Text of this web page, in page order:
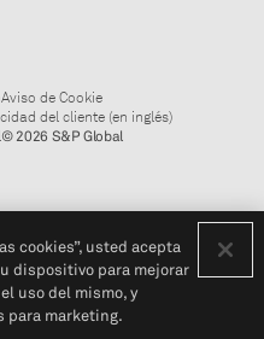
Aviso de Cookie
del cliente (en inglés)
© 2026 S&P Global
cookies”, usted acepta
dispositivo para mejorar
uso del mismo, y
para marketing.